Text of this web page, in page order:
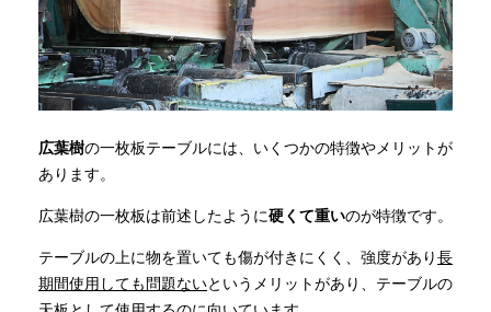
広葉樹の一枚板テーブルには、いくつかの特徴やメリットが
あります。
広葉樹の一枚板は前述したように硬くて重いのが特徴です。
テーブルの上に物を置いても傷が付きにくく、強度があり長
期間使用しても問題ないというメリットがあり、テーブルの